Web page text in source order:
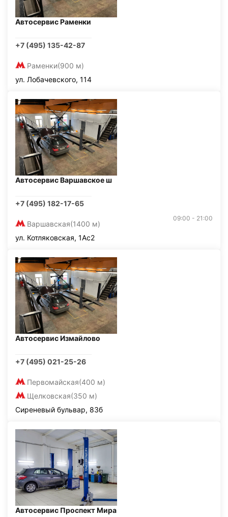
Автосервис Раменки
+7 (495) 135-42-87
Раменки(900 м)
ул. Лобачевского, 114
Автосервис Варшавское ш
+7 (495) 182-17-65
Варшавская(1400 м)
09:00 - 21:00
ул. Котляковская, 1Ас2
Автосервис Измайлово
+7 (495) 021-25-26
Первомайская(400 м)
Щелковская(350 м)
Сиреневый бульвар, 83б
Автосервис Проспект Мира